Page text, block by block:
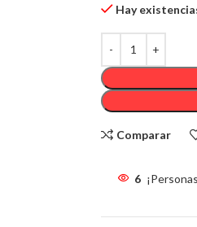
Hay
Comparar
6